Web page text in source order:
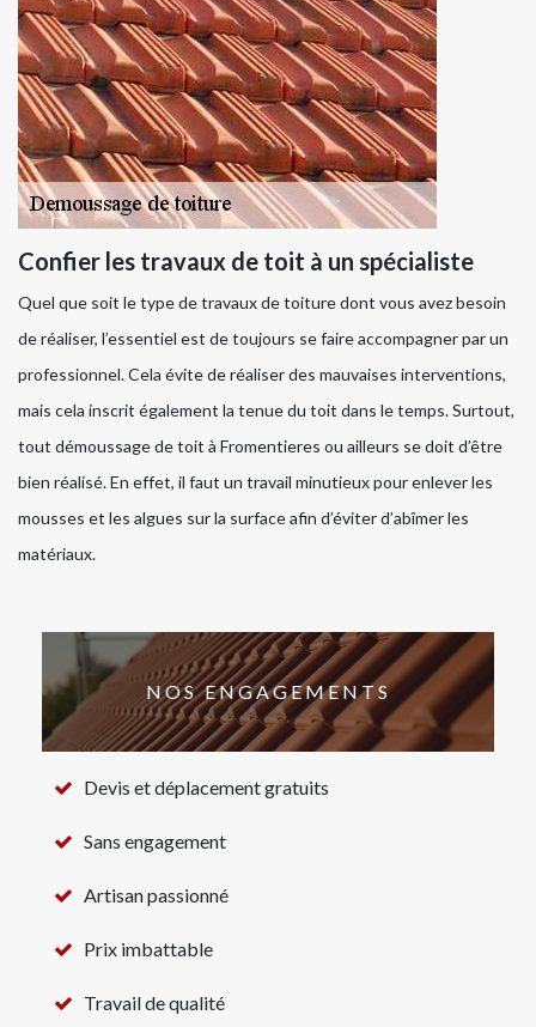
Confier les travaux de toit à un spécialiste
Quel que soit le type de travaux de toiture dont vous avez besoin
de réaliser, l’essentiel est de toujours se faire accompagner par un
professionnel. Cela évite de réaliser des mauvaises interventions,
mais cela inscrit également la tenue du toit dans le temps. Surtout,
tout démoussage de toit à Fromentieres ou ailleurs se doit d’être
bien réalisé. En effet, il faut un travail minutieux pour enlever les
mousses et les algues sur la surface afin d’éviter d’abîmer les
matériaux.
NOS ENGAGEMENTS
Devis et déplacement gratuits
Sans engagement
Artisan passionné
Prix imbattable
Travail de qualité